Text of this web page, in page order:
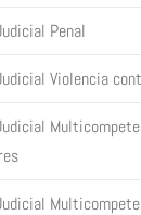
Penal
Violencia